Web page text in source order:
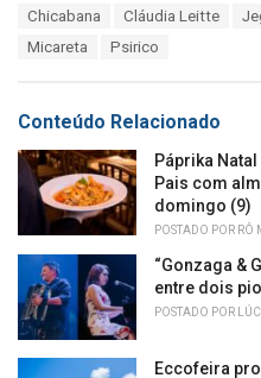
i
e
:
Chicabana Cláudia Leitte
Micareta
Psirico
Conteúdo Relacionado
Páprika
Pais com
domingo (9)
POSTADO POR RÔ
“Gonzaga &
entre dois
POSTADO POR
Eccofeira